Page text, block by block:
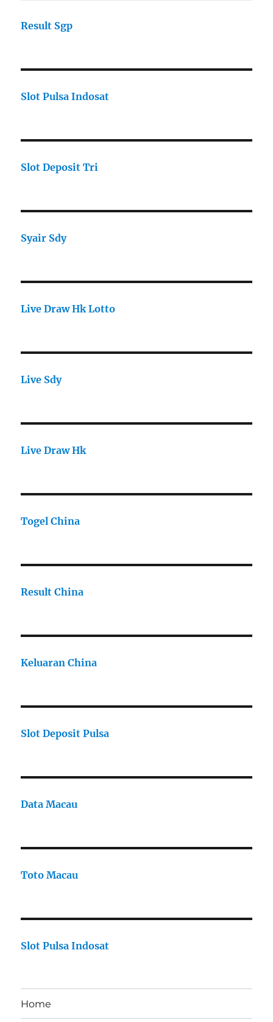
Result Sgp
Slot Pulsa Indosat
Slot Deposit Tri
Syair Sdy
Live Draw Hk Lotto
Live Sdy
Live Draw Hk
Togel China
Result China
Keluaran China
Slot Deposit Pulsa
Data Macau
Toto Macau
Slot Pulsa Indosat
Home